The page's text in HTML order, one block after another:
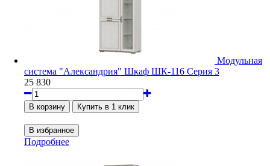
Модульная
система "Александрия" Шкаф ШК-116 Серия 3
25 830
Подробнее